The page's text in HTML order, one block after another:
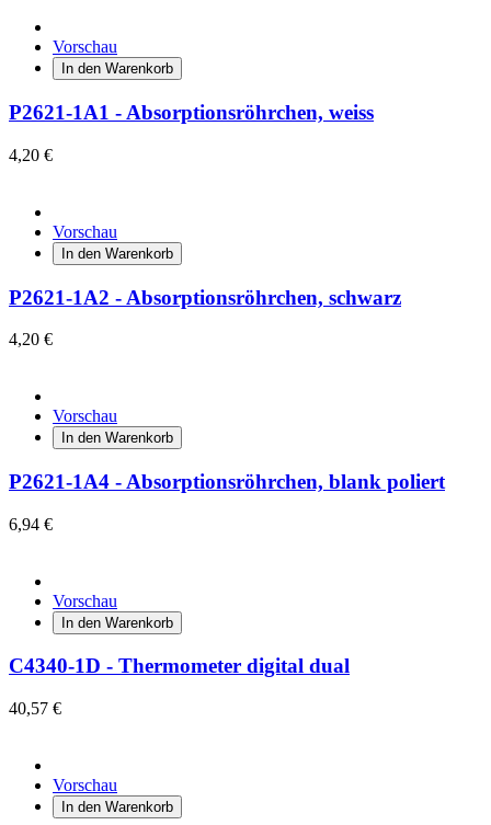
Vorschau
In den Warenkorb
P2621-1A1 - Absorptionsröhrchen, weiss
4,20 €
Vorschau
In den Warenkorb
P2621-1A2 - Absorptionsröhrchen, schwarz
4,20 €
Vorschau
In den Warenkorb
P2621-1A4 - Absorptionsröhrchen, blank poliert
6,94 €
Vorschau
In den Warenkorb
C4340-1D - Thermometer digital dual
40,57 €
Vorschau
In den Warenkorb